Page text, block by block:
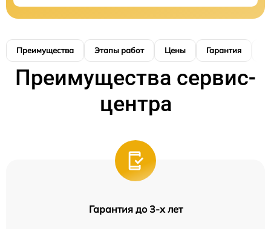
Преимущества Этапы работ Цены Гарантия
Преимущества сервис-
центра
Гарантия до 3-х лет